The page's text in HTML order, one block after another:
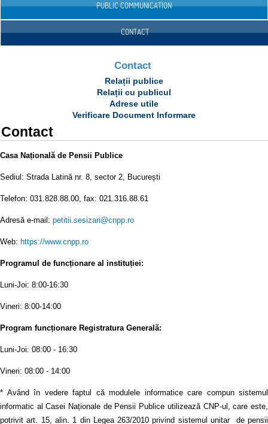
PUBLIC COMMUNICATION
CONTACT
Contact
Relații publice
Relații cu publicul
Adrese utile
Verificare Document Informare
Contact
Casa Națională de Pensii Publice
Sediul: Strada Latină nr. 8, sector 2, București
Telefon: 031.828.88.00, fax: 021.316.88.61
Adresă e-mail: petitii.sesizari@cnpp.ro
Web: https://www.cnpp.ro
Programul de funcționare al instituției:
Luni-Joi: 8:00-16:30
Vineri: 8:00-14:00
Program funcționare Registratura Generală:
Luni-Joi: 08:00 - 16:30
Vineri: 08:00 - 14:00
* Având în vedere faptul că modulele informatice care compun sistemul
informatic al Casei Naționale de Pensii Publice utilizează CNP-ul, care este,
potrivit art. 15, alin. 1 din Legea 263/2010 privind sistemul unitar de pensii